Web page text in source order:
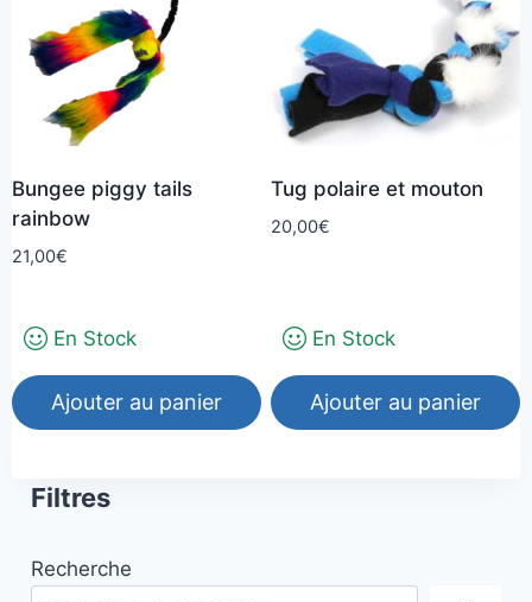
Bungee piggy tails
rainbow
21,00€
En Stock
Ajouter au panier
Tug polaire et mouton
20,00€
En Stock
Ajouter au panier
Filtres
Recherche